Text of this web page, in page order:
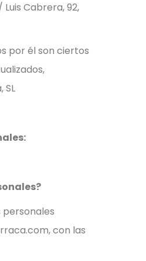
Cabrera, 92,
por él son ciertos
SL
personales
con las